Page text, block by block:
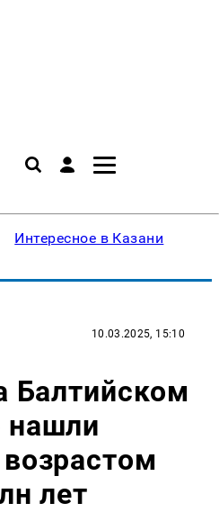
Интересное в Казани
10.03.2025, 15:10
Балтийском
нашли
лет